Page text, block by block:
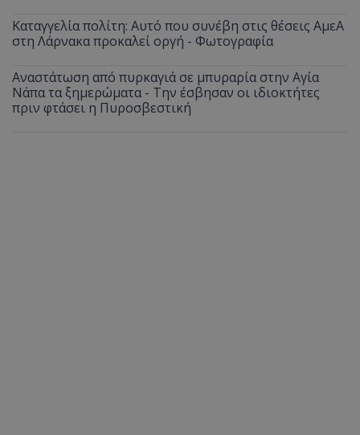
Καταγγελία πολίτη: Αυτό που συνέβη στις θέσεις ΑμεΑ
στη Λάρνακα προκαλεί οργή - Φωτογραφία
Αναστάτωση από πυρκαγιά σε μπυραρία στην Αγία
Νάπα τα ξημερώματα - Την έσβησαν οι ιδιοκτήτες
πριν φτάσει η Πυροσβεστική